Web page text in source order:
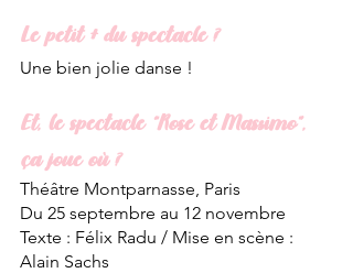
Le petit + du spectacle ?
Une bien jolie danse !
Et, le spectacle “Rose et Massimo”,
ça joue où ?
Théâtre Montparnasse, Paris
Du 25 septembre au 12 novembre
Texte : Félix Radu / Mise en scène :
Alain Sachs